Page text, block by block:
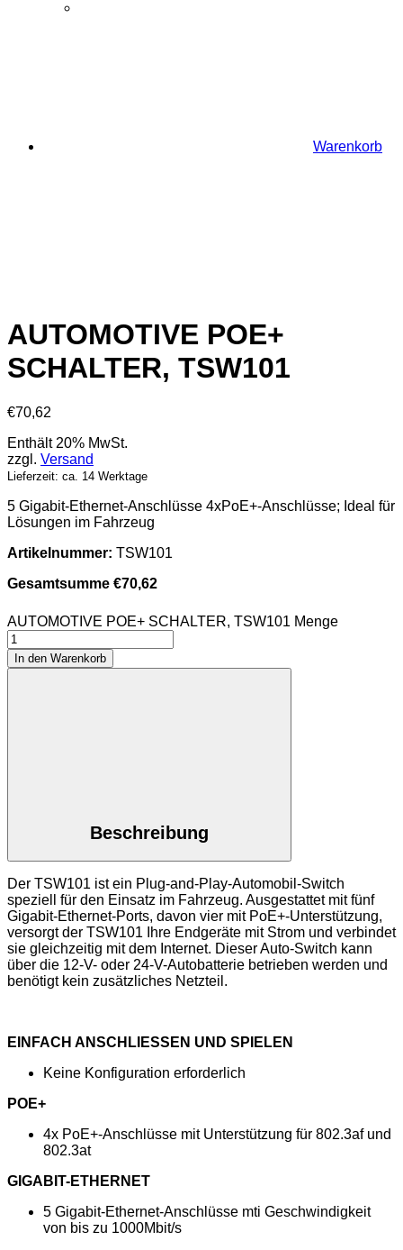
Warenkorb
AUTOMOTIVE POE+
SCHALTER, TSW101
€70,62
Enthält 20% MwSt.
zzgl. Versand
Lieferzeit: ca. 14 Werktage
5 Gigabit-Ethernet-Anschlüsse 4xPoE+-Anschlüsse; Ideal für
Lösungen im Fahrzeug
Artikelnummer: TSW101
Gesamtsumme €70,62
AUTOMOTIVE POE+ SCHALTER, TSW101 Menge
In den Warenkorb
Beschreibung
Der TSW101 ist ein Plug-and-Play-Automobil-Switch
speziell für den Einsatz im Fahrzeug. Ausgestattet mit fünf
Gigabit-Ethernet-Ports, davon vier mit PoE+-Unterstützung,
versorgt der TSW101 Ihre Endgeräte mit Strom und verbindet
sie gleichzeitig mit dem Internet. Dieser Auto-Switch kann
über die 12-V- oder 24-V-Autobatterie betrieben werden und
benötigt kein zusätzliches Netzteil.
EINFACH ANSCHLIESSEN UND SPIELEN
Keine Konfiguration erforderlich
POE+
4x PoE+-Anschlüsse mit Unterstützung für 802.3af und
802.3at
GIGABIT-ETHERNET
5 Gigabit-Ethernet-Anschlüsse mti Geschwindigkeit
von bis zu 1000Mbit/s